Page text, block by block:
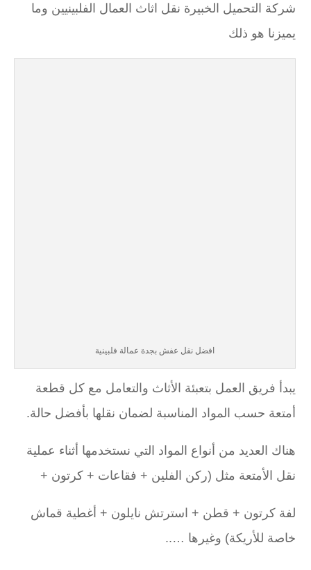
شركة التحميل الخبيرة نقل اثاث العمال الفلبينيين وما
يميزنا هو ذلك
افضل نقل عفش بجدة عمالة فلبينية
يبدأ فريق العمل بتعبئة الأثاث والتعامل مع كل قطعة
أمتعة حسب المواد المناسبة لضمان نقلها بأفضل حالة.
هناك العديد من أنواع المواد التي نستخدمها أثناء عملية
نقل الأمتعة مثل (ركن الفلين + فقاعات + كرتون +
لفة كرتون + قطن + استرتش نايلون + أغطية قماش
خاصة للأريكة) وغيرها …..